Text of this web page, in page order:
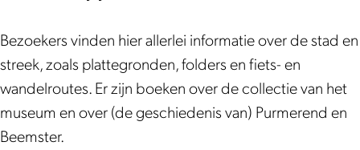
w
n
k
e
l
u
w
i
n
k
e
m
w
i
n
w
n
k
e
l
s
u
m
w
Bezoekers vinden hier allerlei informatie over de stad en
streek, zoals plattegronden, folders en fiets- en
wandelroutes. Er zijn boeken over de collectie van het
museum en over (de geschiedenis van) Purmerend en
Beemster.